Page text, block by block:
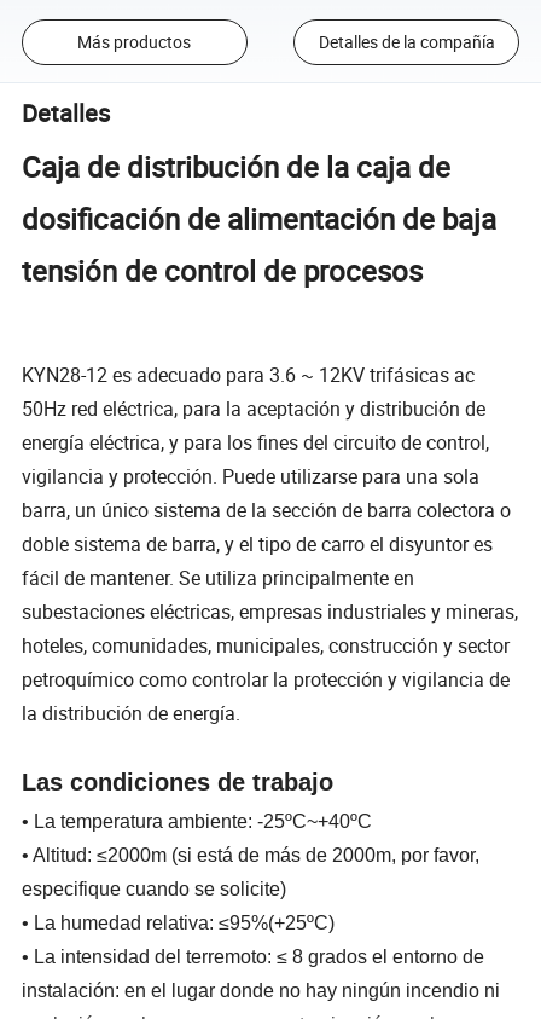
Más productos Detalles de la compañía
Detalles
Caja de distribución de la caja de
dosificación de alimentación de baja
tensión de control de procesos
KYN28-12 es adecuado para 3.6 ~ 12KV trifásicas ac
50Hz red eléctrica, para la aceptación y distribución de
energía eléctrica, y para los fines del circuito de control,
vigilancia y protección. Puede utilizarse para una sola
barra, un único sistema de la sección de barra colectora o
doble sistema de barra, y el tipo de carro el disyuntor es
fácil de mantener. Se utiliza principalmente en
subestaciones eléctricas, empresas industriales y mineras,
hoteles, comunidades, municipales, construcción y sector
petroquímico como controlar la protección y vigilancia de
la distribución de energía.
Las condiciones de trabajo
• La temperatura ambiente: -25ºC~+40ºC
• Altitud: ≤2000m (si está de más de 2000m, por favor,
especifique cuando se solicite)
• La humedad relativa: ≤95%(+25ºC)
• La intensidad del terremoto: ≤ 8 grados el entorno de
instalación: en el lugar donde no hay ningún incendio ni